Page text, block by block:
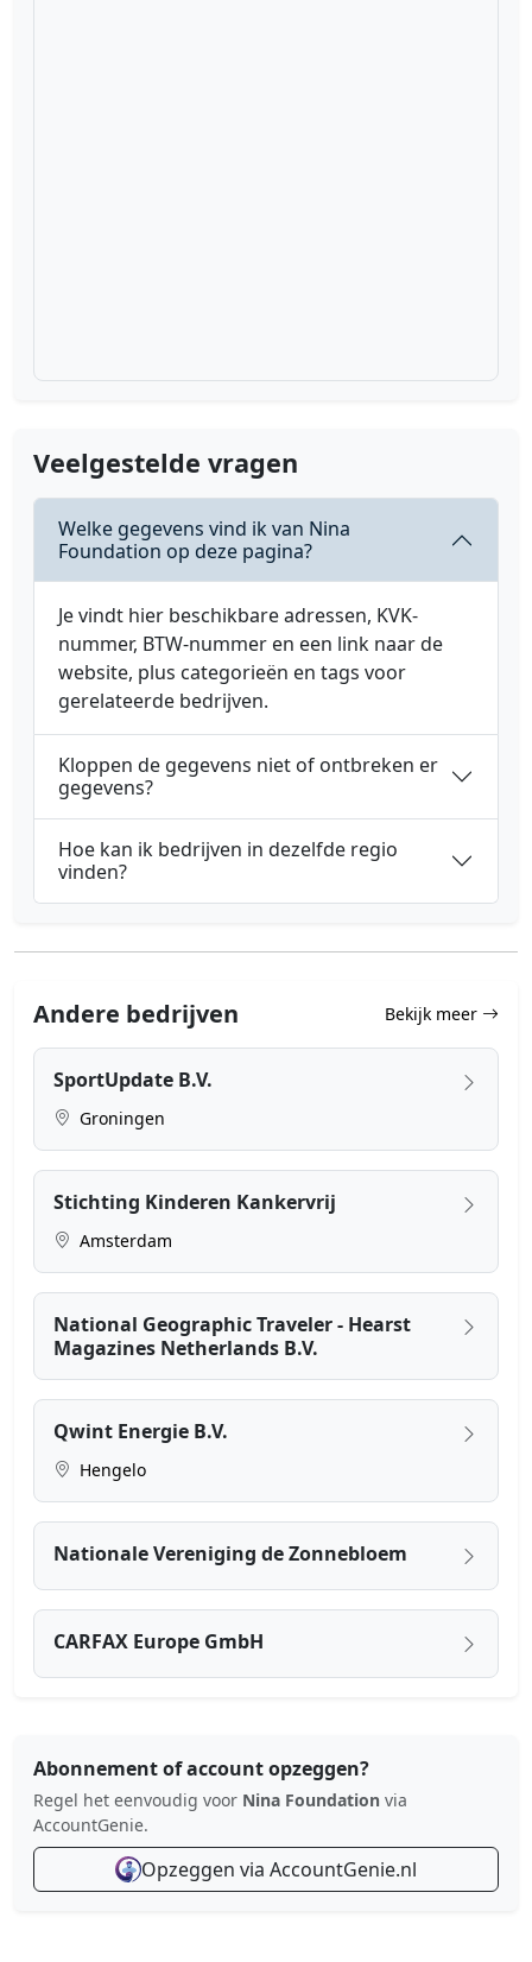
Veelgestelde vragen
Welke gegevens vind ik van Nina
Foundation op deze pagina?
Je vindt hier beschikbare adressen, KVK-
nummer, BTW-nummer en een link naar de
website, plus categorieën en tags voor
gerelateerde bedrijven.
Kloppen de gegevens niet of ontbreken er
gegevens?
Hoe kan ik bedrijven in dezelfde regio
vinden?
Andere bedrijven Bekijk meer
SportUpdate B.V.
Groningen
Stichting Kinderen Kankervrij
Amsterdam
National Geographic Traveler - Hearst
Magazines Netherlands B.V.
Qwint Energie B.V.
Hengelo
Nationale Vereniging de Zonnebloem
CARFAX Europe GmbH
Abonnement of account opzeggen?
Regel het eenvoudig voor Nina Foundation via
AccountGenie.
Opzeggen via AccountGenie.nl